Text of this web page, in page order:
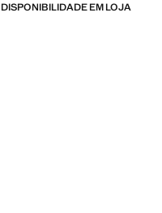
DISPONIBILIDADE EM LOJA